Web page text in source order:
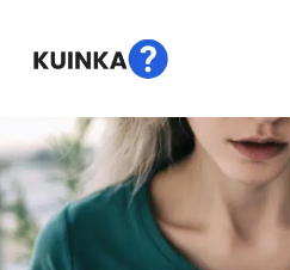
sisältöön